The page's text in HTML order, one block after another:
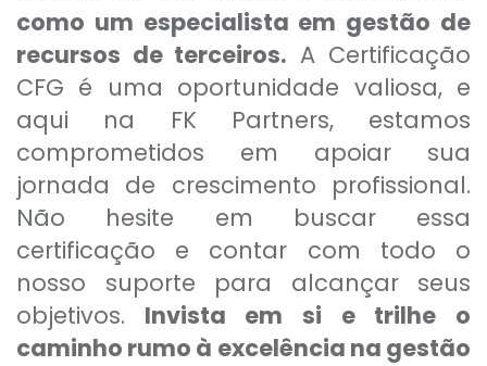
como um especialista em gestão de
recursos de terceiros. A Certificação
CFG é uma oportunidade valiosa, e
aqui na FK Partners, estamos
comprometidos em apoiar sua
jornada de crescimento profissional.
Não hesite em buscar essa
certificação e contar com todo o
nosso suporte para alcançar seus
objetivos. Invista em si e trilhe o
caminho rumo à excelência na gestão